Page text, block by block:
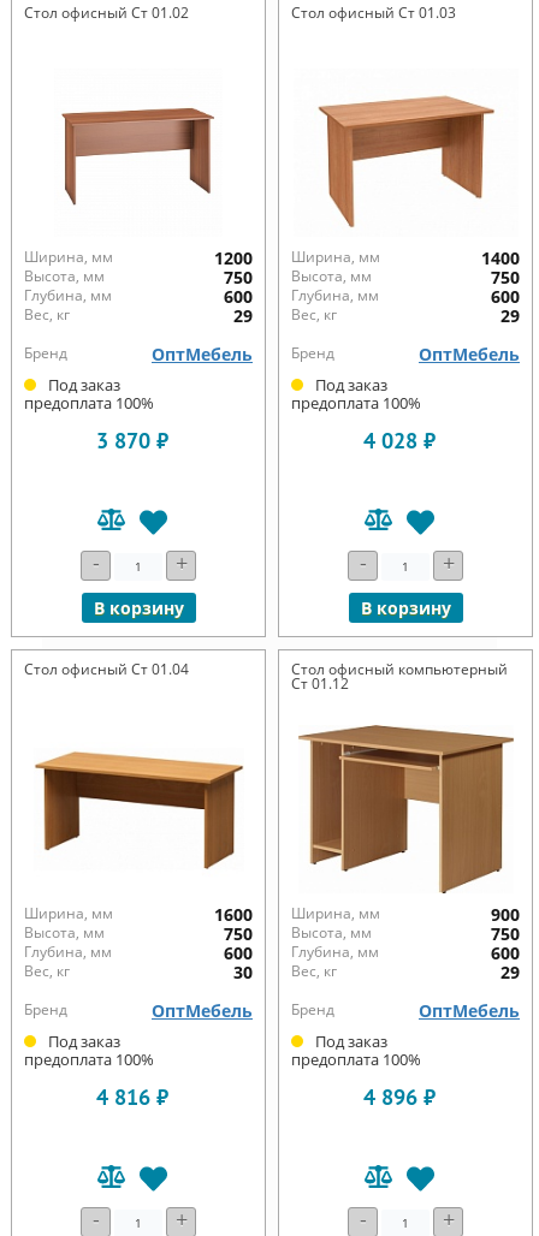
Стол офисный Ст 01.02
Ширина, мм 1200
Высота, мм 750
Глубина, мм 600
Вес, кг 29
Бренд ОптМебель
Под заказ
предоплата 100%
3 870 ₽
- +
В корзину
Стол офисный Ст 01.03
Ширина, мм 1400
Высота, мм 750
Глубина, мм 600
Вес, кг 29
Бренд ОптМебель
Под заказ
предоплата 100%
4 028 ₽
- +
В корзину
Стол офисный Ст 01.04
Ширина, мм 1600
Высота, мм 750
Глубина, мм 600
Вес, кг 30
Бренд ОптМебель
Под заказ
предоплата 100%
4 816 ₽
- +
Стол офисный компьютерный
Ст 01.12
Ширина, мм 900
Высота, мм 750
Глубина, мм 600
Вес, кг 29
Бренд ОптМебель
Под заказ
предоплата 100%
4 896 ₽
- +